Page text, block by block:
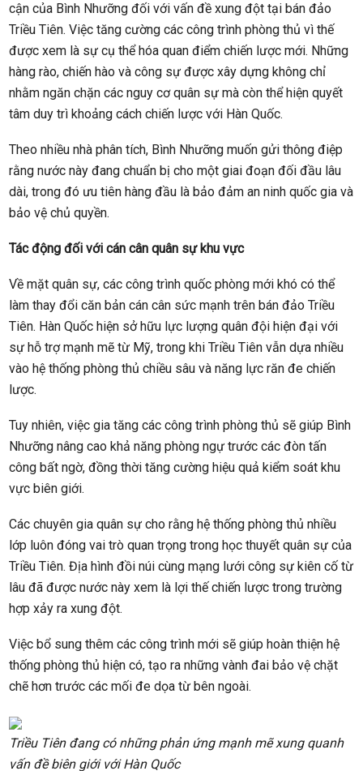
cận của Bình Nhưỡng đối với vấn đề xung đột tại bán đảo
Triều Tiên. Việc tăng cường các công trình phòng thủ vì thế
được xem là sự cụ thể hóa quan điểm chiến lược mới. Những
hàng rào, chiến hào và công sự được xây dựng không chỉ
nhằm ngăn chặn các nguy cơ quân sự mà còn thể hiện quyết
tâm duy trì khoảng cách chiến lược với Hàn Quốc.
Theo nhiều nhà phân tích, Bình Nhưỡng muốn gửi thông điệp
rằng nước này đang chuẩn bị cho một giai đoạn đối đầu lâu
dài, trong đó ưu tiên hàng đầu là bảo đảm an ninh quốc gia và
bảo vệ chủ quyền.
Tác động đối với cán cân quân sự khu vực
Về mặt quân sự, các công trình quốc phòng mới khó có thể
làm thay đổi căn bản cán cân sức mạnh trên bán đảo Triều
Tiên. Hàn Quốc hiện sở hữu lực lượng quân đội hiện đại với
sự hỗ trợ mạnh mẽ từ Mỹ, trong khi Triều Tiên vẫn dựa nhiều
vào hệ thống phòng thủ chiều sâu và năng lực răn đe chiến
lược.
Tuy nhiên, việc gia tăng các công trình phòng thủ sẽ giúp Bình
Nhưỡng nâng cao khả năng phòng ngự trước các đòn tấn
công bất ngờ, đồng thời tăng cường hiệu quả kiểm soát khu
vực biên giới.
Các chuyên gia quân sự cho rằng hệ thống phòng thủ nhiều
lớp luôn đóng vai trò quan trọng trong học thuyết quân sự của
Triều Tiên. Địa hình đồi núi cùng mạng lưới công sự kiên cố từ
lâu đã được nước này xem là lợi thế chiến lược trong trường
hợp xảy ra xung đột.
Việc bổ sung thêm các công trình mới sẽ giúp hoàn thiện hệ
thống phòng thủ hiện có, tạo ra những vành đai bảo vệ chặt
chẽ hơn trước các mối đe dọa từ bên ngoài.
Triều Tiên đang có những phản ứng mạnh mẽ xung quanh
vấn đề biên giới với Hàn Quốc